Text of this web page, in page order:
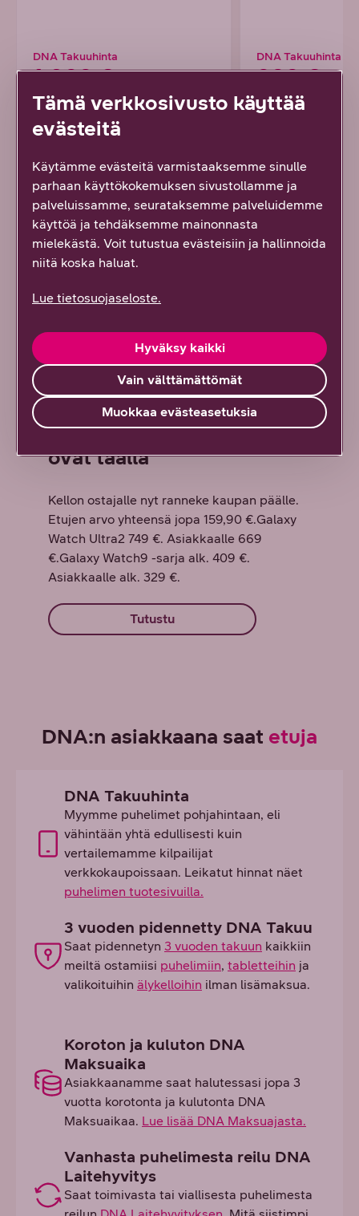
DNA Takuuhinta
1 099 €
tai alk. 30,53 € / kk
DNA Takuuhinta
899 €
tai alk. 24,97 € /
Uudet Galaxy-sarjan kellot
ovat täällä
Kellon ostajalle nyt ranneke kaupan päälle.
Etujen arvo yhteensä jopa 159,90 €.Galaxy
Watch Ultra2 749 €. Asiakkaalle 669
€.Galaxy Watch9 -sarja alk. 409 €.
Asiakkaalle alk. 329 €.
Tutustu
DNA:n asiakkaana saat etuja
DNA Takuuhinta
Myymme puhelimet pohjahintaan, eli
vähintään yhtä edullisesti kuin
vertailemamme kilpailijat
verkkokaupoissaan. Leikatut hinnat näet
puhelimen tuotesivuilla.
3 vuoden pidennetty DNA Takuu
Saat pidennetyn 3 vuoden takuun kaikkiin
meiltä ostamiisi puhelimiin, tabletteihin ja
valikoituihin älykelloihin ilman lisämaksua.
Koroton ja kuluton DNA
Maksuaika
Asiakkaanamme saat halutessasi jopa 3
vuotta korotonta ja kulutonta DNA
Maksuaikaa. Lue lisää DNA Maksuajasta.
Vanhasta puhelimesta reilu DNA
Laitehyvitys
Saat toimivasta tai viallisesta puhelimesta
Tämä verkkosivusto käyttää
evästeitä
Käytämme evästeitä varmistaaksemme sinulle
parhaan käyttökokemuksen sivustollamme ja
palveluissamme, seurataksemme palveluidemme
käyttöä ja tehdäksemme mainonnasta
mielekästä. Voit tutustua evästeisiin ja hallinnoida
niitä koska haluat.
Lue tietosuojaseloste.
Vain välttämättömät
Hyväksy kaikki
Muokkaa evästeasetuksia